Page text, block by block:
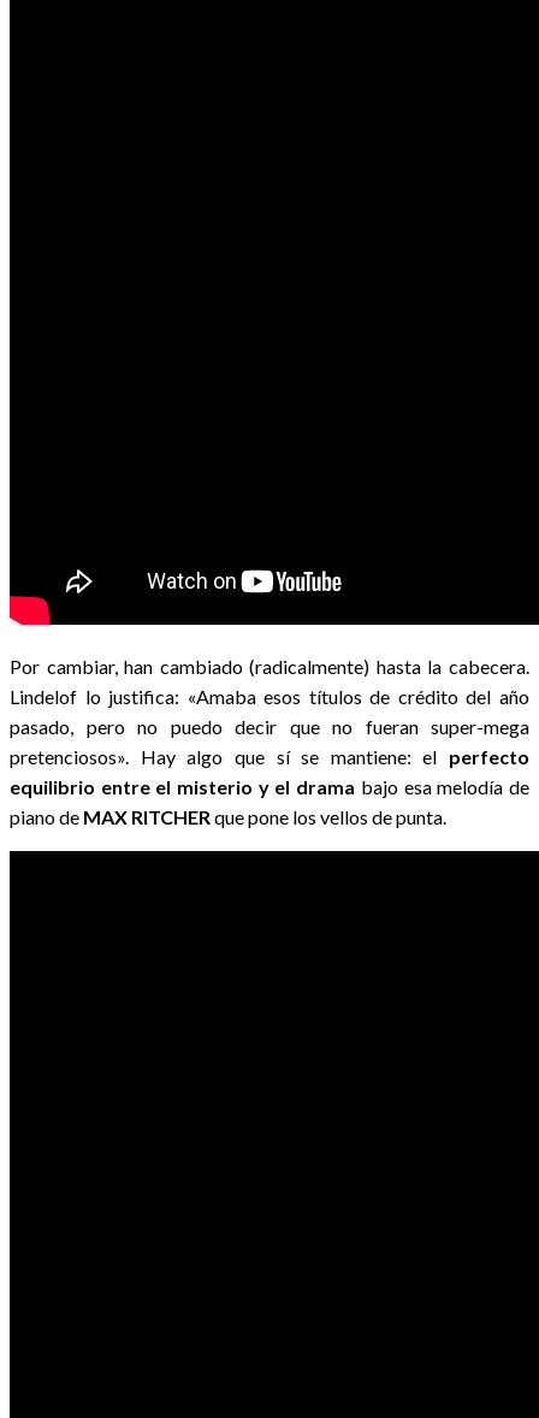
Por cambiar, han cambiado (radicalmente) hasta la cabecera.
Lindelof lo justifica: «Amaba esos títulos de crédito del año
pasado, pero no puedo decir que no fueran super-mega
pretenciosos». Hay algo que sí se mantiene: el perfecto
equilibrio entre el misterio y el drama bajo esa melodía de
piano de MAX RITCHERque pone los vellos de punta.